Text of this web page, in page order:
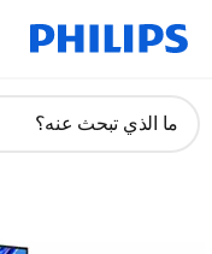
دعم
ما الذي تبحث عنه؟